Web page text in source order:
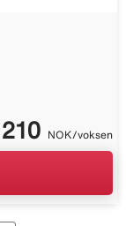
NOK/voksen